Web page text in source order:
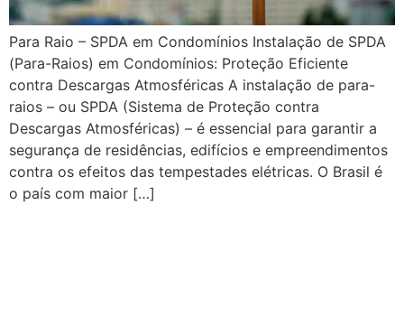
Para Raio – SPDA em Condomínios Instalação de SPDA
(Para-Raios) em Condomínios: Proteção Eficiente
contra Descargas Atmosféricas A instalação de para-
raios – ou SPDA (Sistema de Proteção contra
Descargas Atmosféricas) – é essencial para garantir a
segurança de residências, edifícios e empreendimentos
contra os efeitos das tempestades elétricas. O Brasil é
o país com maior […]